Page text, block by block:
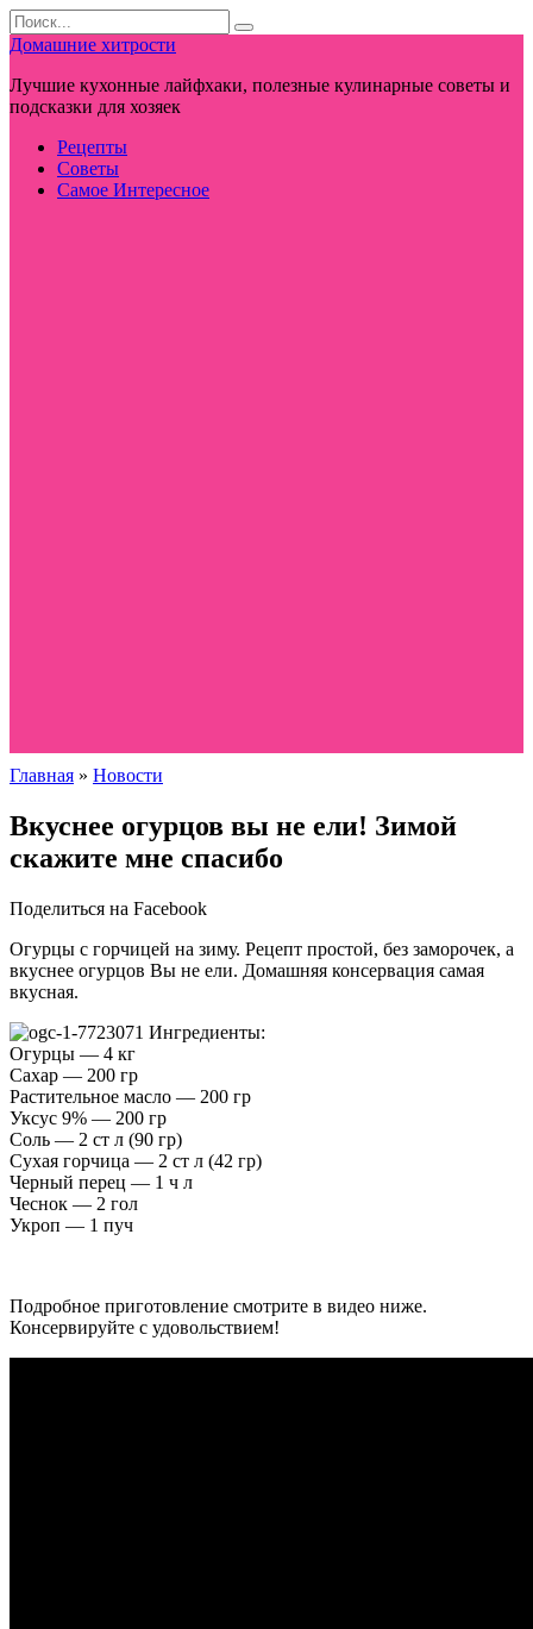
Перейти
к
контенту
Search
for:
Домашние хитрости
Лучшие кухонные лайфхаки, полезные кулинарные советы и
подсказки для хозяек
Рецепты
Советы
Самое Интересное
Главная » Новости
Вкуснее огурцов вы не ели! Зимой
скажите мне спасибо
Поделиться на Facebook
Огурцы с горчицей на зиму. Рецепт простой, без заморочек, а
вкуснее огурцов Вы не ели. Домашняя консервация самая
вкусная.
Ингредиенты:
Огурцы — 4 кг
Сахар — 200 гр
Растительное масло — 200 гр
Уксус 9% — 200 гр
Соль — 2 ст л (90 гр)
Сухая горчица — 2 ст л (42 гр)
Черный перец — 1 ч л
Чеснок — 2 гол
Укроп — 1 пуч
Подробное приготовление смотрите в видео ниже.
Консервируйте с удовольствием!